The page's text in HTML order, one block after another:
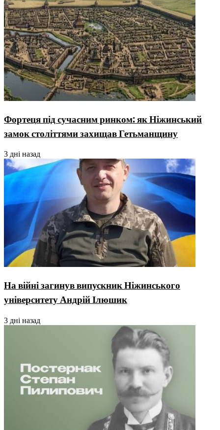
Фортеця під сучасним ринком: як Ніжинський
замок століттями захищав Гетьманщину
3 дні назад
На війні загинув випускник Ніжинського
університету Андрій Ілюшик
3 дні назад